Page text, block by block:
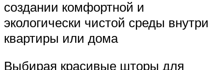
создании комфортной и
экологически чистой среды внутри
квартиры или дома
Выбирая красивые шторы для